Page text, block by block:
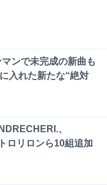
ンで未完成の新曲も
入れた新たな“絶対
、
ロリロンら10組追加